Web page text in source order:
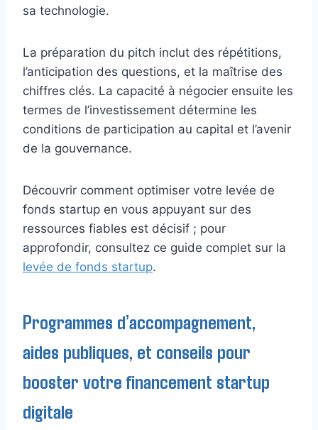
sa technologie.
La préparation du pitch inclut des répétitions,
l’anticipation des questions, et la maîtrise des
chiffres clés. La capacité à négocier ensuite les
termes de l’investissement détermine les
conditions de participation au capital et l’avenir
de la gouvernance.
Découvrir comment optimiser votre levée de
fonds startup en vous appuyant sur des
ressources fiables est décisif ; pour
approfondir, consultez ce guide complet sur la
levée de fonds startup.
Programmes d’accompagnement,
aides publiques, et conseils pour
booster votre financement startup
digitale